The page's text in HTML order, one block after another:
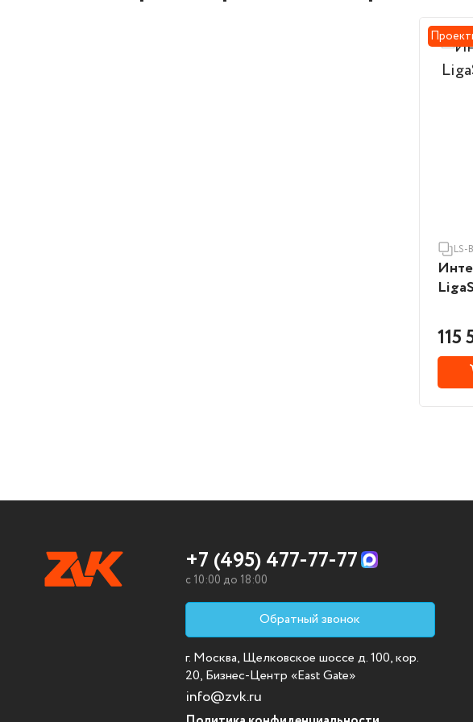
LS-
115
+7 (495) 477-77-77
c 10:00 до 18:00
Обратный звонок
г. Москва, Щелковское шоссе д. 100, кор.
20, Бизнес-Центр «East Gate»
info@zvk.ru